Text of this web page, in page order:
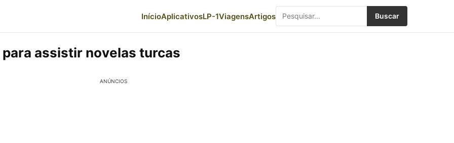
InícioAplicativosLP-1ViagensArtigos Buscar
para assistir novelas turcas
ANÚNCIOS